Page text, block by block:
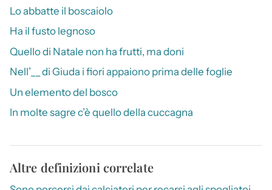
Lo abbatte il boscaiolo
Ha il fusto legnoso
Quello di Natale non ha frutti, ma doni
Nell’__ di Giuda i fiori appaiono prima delle foglie
Un elemento del bosco
In molte sagre c’è quello della cuccagna
Altre definizioni correlate